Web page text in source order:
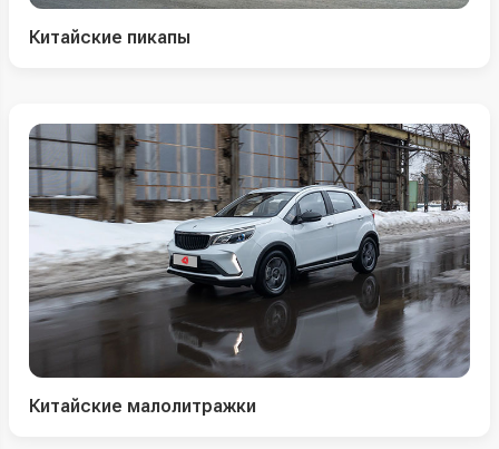
Китайские пикапы
Китайские малолитражки